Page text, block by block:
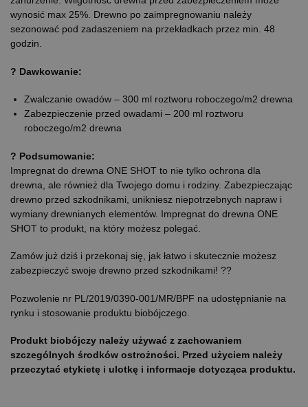
wynosić max 25%. Drewno po zaimpregnowaniu należy
sezonować pod zadaszeniem na przekładkach przez min. 48
godzin.
? Dawkowanie:
Zwalczanie owadów – 300 ml roztworu roboczego/m2 drewna
Zabezpieczenie przed owadami – 200 ml roztworu
roboczego/m2 drewna
? Podsumowanie:
Impregnat do drewna ONE SHOT to nie tylko ochrona dla
drewna, ale również dla Twojego domu i rodziny. Zabezpieczając
drewno przed szkodnikami, unikniesz niepotrzebnych napraw i
wymiany drewnianych elementów. Impregnat do drewna ONE
SHOT to produkt, na który możesz polegać.
Zamów już dziś i przekonaj się, jak łatwo i skutecznie możesz
zabezpieczyć swoje drewno przed szkodnikami! ??
Pozwolenie nr PL/2019/0390-001/MR/BPF na udostępnianie na
rynku i stosowanie produktu biobójczego.
Produkt biobójczy należy używać z zachowaniem
szczególnych środków ostrożności. Przed użyciem należy
przeczytać etykietę i ulotkę i informacje dotycząca produktu.